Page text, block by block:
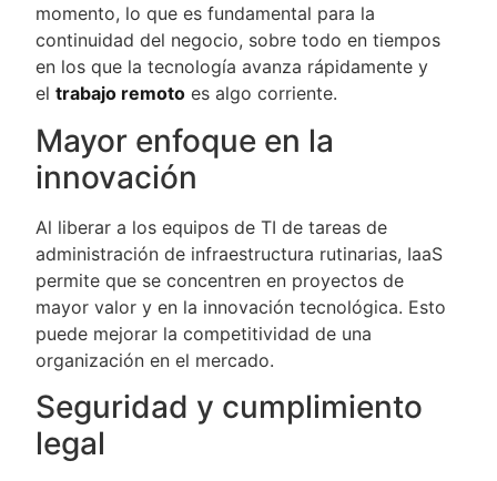
momento, lo que es fundamental para la
continuidad del negocio, sobre todo en tiempos
en los que la tecnología avanza rápidamente y
el trabajo remoto es algo corriente.
Mayor enfoque en la
innovación
Al liberar a los equipos de TI de tareas de
administración de infraestructura rutinarias, IaaS
permite que se concentren en proyectos de
mayor valor y en la innovación tecnológica. Esto
puede mejorar la competitividad de una
organización en el mercado.
Seguridad y cumplimiento
legal